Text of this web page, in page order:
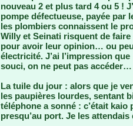
nouveau 2 et plus tard 4 ou 5 !
pompe défectueuse, payée par
les plombiers connaissent le
Willy et Seinati risquent de
pour avoir leur opinion… ou
électricité. J’ai l’impression
souci, on ne peut pas accéder…
La tuile du jour : alors que je
les paupières lourdes, sentant
téléphone a sonné : c’était kaio
presqu’au port. Je les attendais